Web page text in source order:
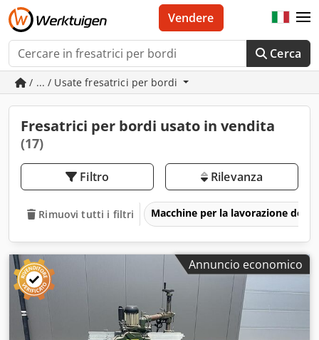
Cerca
Vendere
/ ... / Usate fresatrici per bordi
Fresatrici per bordi usato in vendita
(17)
Filtro Rilevanza
Rimuovi tutti i filtri Macchine per la lavorazione del
Annuncio economico